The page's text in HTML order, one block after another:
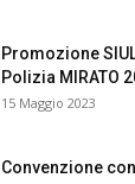
Promozione
Polizia MIRATO
15 Maggio 2023
Convenzione